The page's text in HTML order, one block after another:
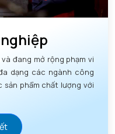
đang mở rộng phạm vi
các ngành công
sản phẩm chất lượng với